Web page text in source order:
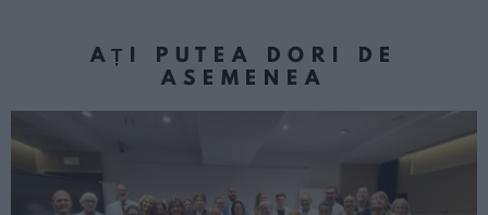
AȚI PUTEA DORI DE
ASEMENEA